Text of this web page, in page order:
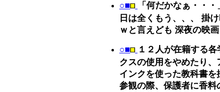
○■ 「何だかなぁ・・
日は全くもう、、、 掛
ｗと言えども 深夜の映画
○■ １２人が在籍する
クスの使用をやめたり
インクを使った教科書
参観の際、保護者に香